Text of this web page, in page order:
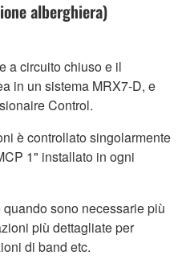
alberghiera)
a circuito chiuso e il
in un sistema MRX7-D, e
Control.
è controllato singolarmente
1" installato in ogni
sono necessarie più
più dettagliate per
di band etc.